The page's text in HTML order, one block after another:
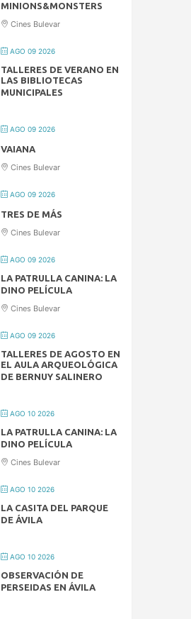
MINIONS&MONSTERS
Cines Bulevar
AGO 09 2026
TALLERES DE VERANO EN
LAS BIBLIOTECAS
MUNICIPALES
AGO 09 2026
VAIANA
Cines Bulevar
AGO 09 2026
TRES DE MÁS
Cines Bulevar
AGO 09 2026
LA PATRULLA CANINA: LA
DINO PELÍCULA
Cines Bulevar
AGO 09 2026
TALLERES DE AGOSTO EN
EL AULA ARQUEOLÓGICA
DE BERNUY SALINERO
AGO 10 2026
LA PATRULLA CANINA: LA
DINO PELÍCULA
Cines Bulevar
AGO 10 2026
LA CASITA DEL PARQUE
DE ÁVILA
AGO 10 2026
OBSERVACIÓN DE
PERSEIDAS EN ÁVILA